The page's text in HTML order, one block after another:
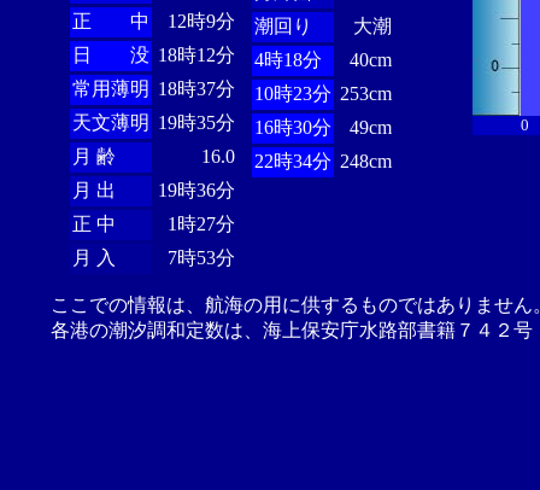
正 中
12時9分
日 没 18時12分
常用薄明 18時37分
天文薄明 19時35分
月 齢
16.0
月 出
19時36分
正 中
1時27分
月 入
7時53分
潮回り
大潮
4時18分
40cm
10時23分 253cm
16時30分
49cm
22時34分 248cm
0
ここでの情報は、航海の用に供するものではありませ
各港の潮汐調和定数は、海上保安庁水路部書籍７４２